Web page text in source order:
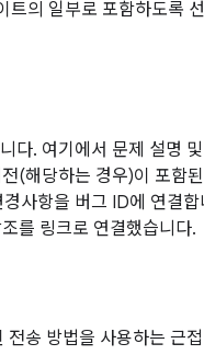
의 일부로 포함하도록
다. 여기에서 문제 설명
(해당하는 경우)이 포함
사항을 버그 ID에 연결
를 링크로 연결했습니다.
송 방법을 사용하는 근